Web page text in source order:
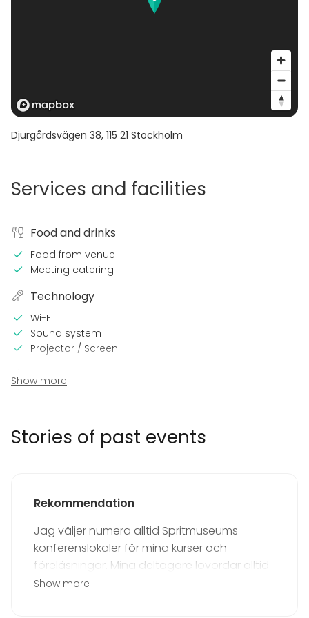
Djurgårdsvägen 38, 115 21 Stockholm
Services and facilities
Food and drinks
Food from venue
Meeting catering
Technology
Wi-Fi
Sound system
Projector / Screen
In the venue
Equipment
Party
Wedding
Dinner / Lunch
Meeting
Show more
Stories of past events
Rekommendation
Jag väljer numera alltid Spritmuseums
konferenslokaler för mina kurser och
föreläsningar. Mina deltagare lovordar alltid
den vackra, rofyllda och inspirerande miljön.
Show more